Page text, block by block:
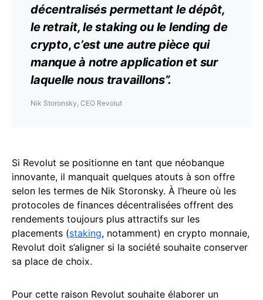
décentralisés permettant le dépôt,
le retrait, le staking ou le lending de
crypto,c’est une autre pièce qui
manque à notre application et sur
laquelle nous travaillons”.
Nik Storonsky, CEO Revolut
Si Revolut se positionne en tant que néobanque
innovante, il manquait quelques atouts à son offre
selon les termes de Nik Storonsky. À l’heure où les
protocoles de finances décentralisées offrent des
rendements toujours plus attractifs sur les
placements (staking, notamment) en crypto monnaie,
Revolut doit s’aligner si la société souhaite conserver
sa place de choix.
Pour cette raison Revolut souhaite élaborer un